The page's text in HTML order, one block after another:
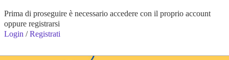
Prima di proseguire è necessario accedere con il proprio account
oppure registrarsi
Login /Registrati